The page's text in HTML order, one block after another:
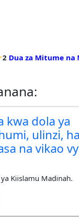
Dua za Mitume na
kwa dola ya
ulinzi,
na vikao
Kiislamu Madinah.